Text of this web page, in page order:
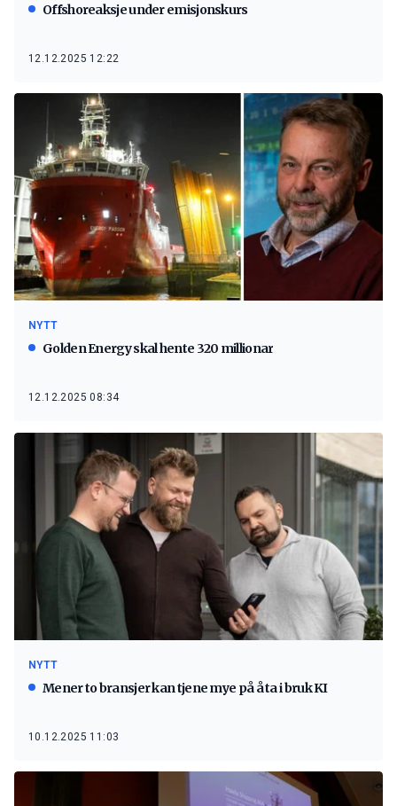
Offshoreaksje under emisjonskurs
12.12.2025 12:22
NYTT
Golden Energy skal hente 320 millionar
12.12.2025 08:34
NYTT
Mener to bransjer kan tjene mye på å ta i bruk KI
10.12.2025 11:03